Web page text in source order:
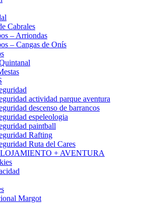
Cabrales
– Arriondas
– Cangas de Onís
actividad parque aventura
descenso de barrancos
espeleologia
paintball
Rafting
Ruta del Cares
+ AVENTURA
Margot